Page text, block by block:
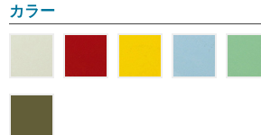
カラー